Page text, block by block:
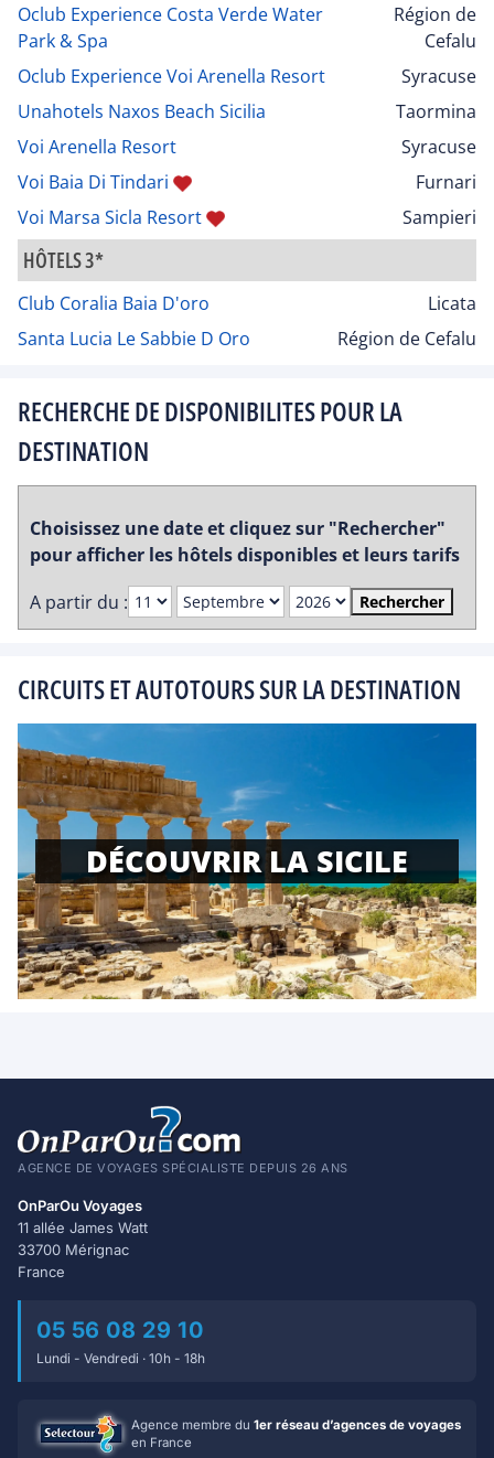
Oclub Experience Costa Verde Water
Park & Spa
Région de
Cefalu
Oclub Experience Voi Arenella Resort
Syracuse
Unahotels Naxos Beach Sicilia
Taormina
Voi Arenella Resort
Syracuse
Voi Baia Di Tindari
Furnari
Voi Marsa Sicla Resort
Sampieri
HÔTELS 3*
Club Coralia Baia D'oro
Licata
Santa Lucia Le Sabbie D Oro
Région de Cefalu
RECHERCHE DE DISPONIBILITES POUR LA
DESTINATION
Choisissez une date et cliquez sur "Rechercher"
pour afficher les hôtels disponibles et leurs tarifs
A partir du :
Rechercher
CIRCUITS ET AUTOTOURS SUR LA DESTINATION
DÉCOUVRIR LA SICILE
AGENCE DE VOYAGES SPÉCIALISTE DEPUIS 26 ANS
OnParOu Voyages
11 allée James Watt
33700 Mérignac
France
05 56 08 29 10
Lundi - Vendredi · 10h - 18h
Agence membre du 1er réseau d’agences de voyages
en France